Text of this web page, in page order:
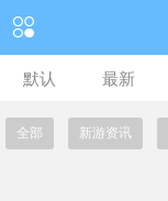
默认 最新
全部 新游资讯